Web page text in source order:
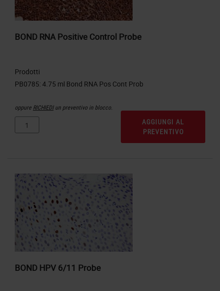
BOND RNA Positive Control Probe
Prodotti
oppure RICHIEDIun preventivo in blocco.
AGGIUNGI AL
PREVENTIVO
BOND HPV 6/11 Probe